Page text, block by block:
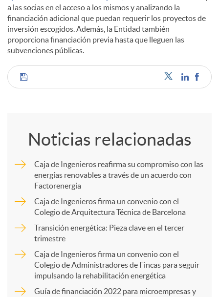
a las socias en el acceso a los mismos y analizando la
financiación adicional que puedan requerir los proyectos de
inversión escogidos. Además, la Entidad también
proporciona financiación previa hasta que lleguen las
subvenciones públicas.
C
r
Noticias relacionadas
Caja de Ingenieros reafirma su compromiso con las
energías renovables a través de un acuerdo con
Factorenergia
Caja de Ingenieros firma un convenio con el
Colegio de Arquitectura Técnica de Barcelona
Transición energética: Pieza clave en el tercer
trimestre
Caja de Ingenieros firma un convenio con el
Colegio de Administradores de Fincas para seguir
impulsando la rehabilitación energética
Guía de financiación 2022 para microempresas y